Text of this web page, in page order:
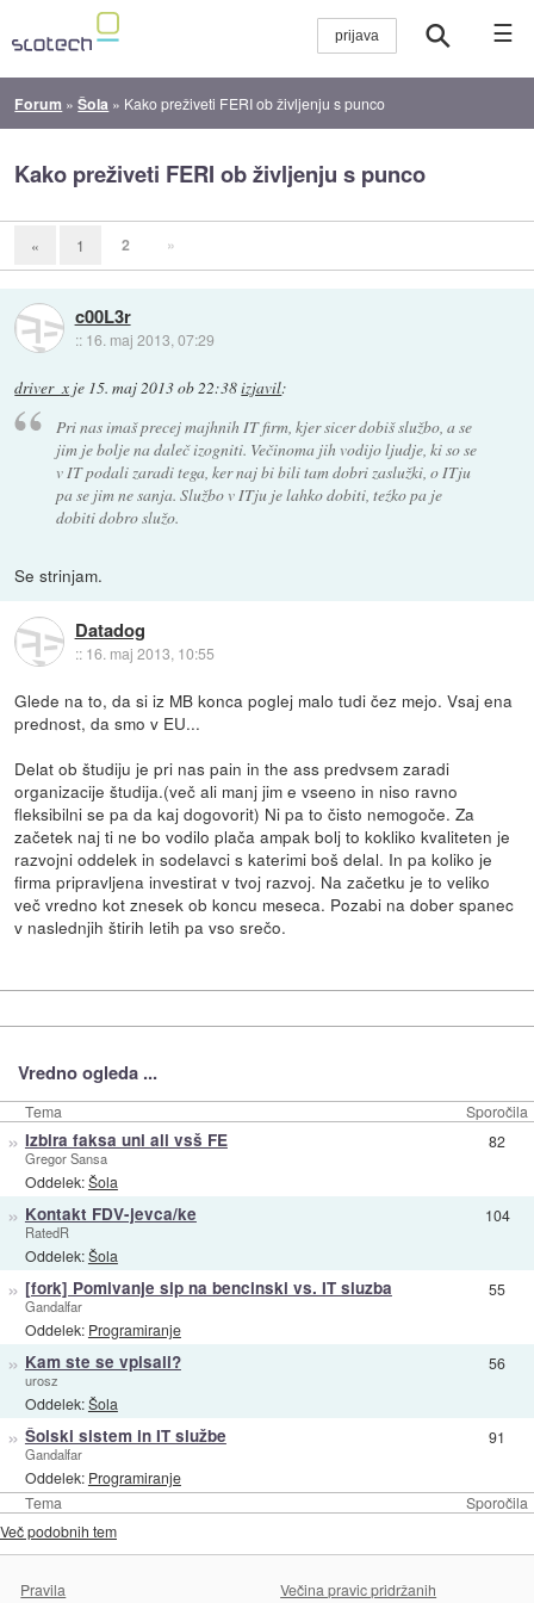
☰
Forum »Šola » Kako preživeti FERI ob življenju s punco
Kako preživeti FERI ob življenju s punco
« 1 2 »
c00L3r
:: 16. maj 2013, 07:29
driver_x je 15. maj 2013 ob 22:38izjavil:
Pri nas imaš precej majhnih IT firm, kjer sicer dobiš službo, a se
jim je bolje na daleč izogniti. Večinoma jih vodijo ljudje, ki so se
v IT podali zaradi tega, ker naj bi bili tam dobri zaslužki, o ITju
pa se jim ne sanja. Službo v ITju je lahko dobiti, teźko pa je
dobiti dobro služo.
Se strinjam.
Datadog
:: 16. maj 2013, 10:55
Glede na to, da si iz MB konca poglej malo tudi čez mejo. Vsaj ena
prednost, da smo v EU...
Delat ob študiju je pri nas pain in the ass predvsem zaradi
organizacije študija.(več ali manj jim e vseeno in niso ravno
fleksibilni se pa da kaj dogovorit) Ni pa to čisto nemogoče. Za
začetek naj ti ne bo vodilo plača ampak bolj to kokliko kvaliteten je
razvojni oddelek in sodelavci s katerimi boš delal. In pa koliko je
firma pripravljena investirat v tvoj razvoj. Na začetku je to veliko
več vredno kot znesek ob koncu meseca. Pozabi na dober spanec
v naslednjih štirih letih pa vso srečo.
Vredno ogleda ...
Tema Sporočila
Tema Sporočila
» Izbira faksa uni ali vsš FE
Gregor Sansa
Oddelek:Šola
82
» Kontakt FDV-jevca/ke
RatedR
Oddelek:Šola
104
» [fork] Pomivanje sip na bencinski vs. IT sluzba
Gandalfar
Oddelek: Programiranje
55
» Kam ste se vpisali?
urosz
Oddelek:Šola
56
» Šolski sistem in IT službe
Gandalfar
Oddelek: Programiranje
91
Več podobnih tem
Pravila Večina pravic pridržanih